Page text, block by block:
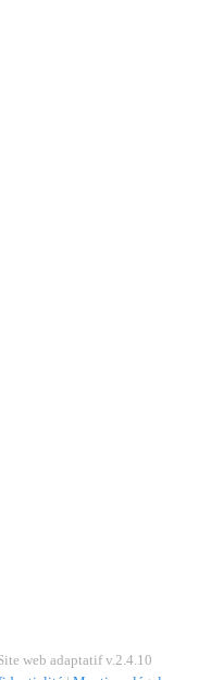
web adaptatif v.2.4.10